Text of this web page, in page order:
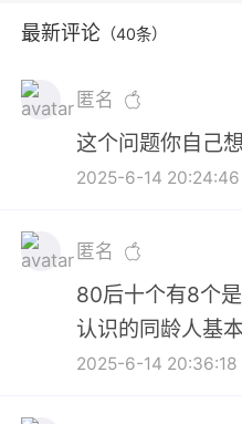
最新评论 （40条）
匿名
这个问题你自己
2025-6-14 20:24:46
匿名
80后十个有8个
认识的同龄人基
2025-6-14 20:36:18